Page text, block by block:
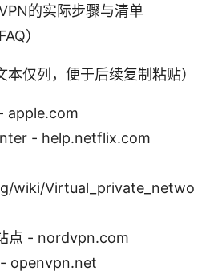
的实际步骤与清单
）
仅列，便于后续复制粘贴）
apple.com
- help.netflix.com
wiki/Virtual_private_netwo
点 - nordvpn.com
openvpn.net